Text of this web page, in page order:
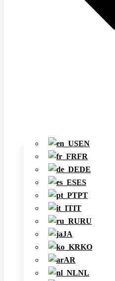
EN
FR
DE
ES
PT
IT
RU
JA
KO
AR
NL